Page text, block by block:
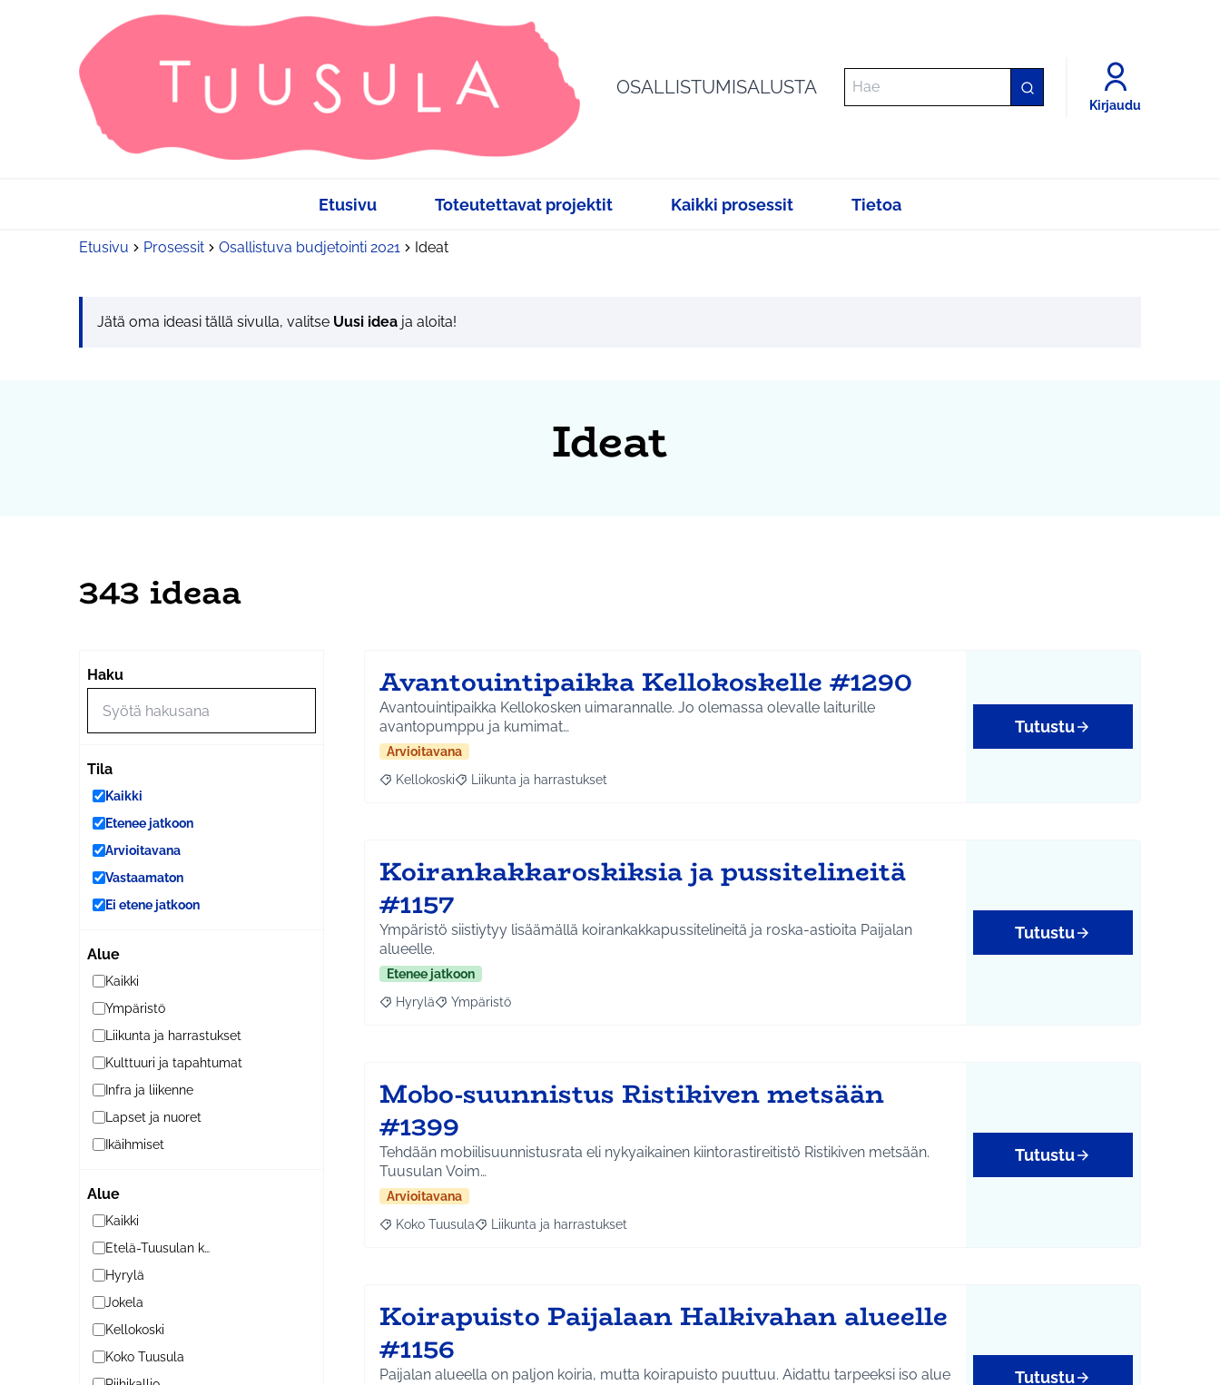
OSALLISTUMISALUSTA
Kirjaudu
Etusivu Toteutettavat projektit Kaikki prosessit Tietoa
Etusivu Prosessit Osallistuva budjetointi 2021 Ideat
Jätä oma ideasi tällä sivulla, valitse Uusi idea ja aloita!
Ideat
343 ideaa
Haku
Tila
Kaikki
Etenee jatkoon
Arvioitavana
Vastaamaton
Ei etene jatkoon
Alue
Kaikki
Ympäristö
Liikunta ja harrastukset
Kulttuuri ja tapahtumat
Infra ja liikenne
Lapset ja nuoret
Ikäihmiset
Alue
Kaikki
Etelä-Tuusulan kylät
Hyrylä
Jokela
Kellokoski
Koko Tuusula
Avantouintipaikka Kellokoskelle #1290
Avantouintipaikka Kellokosken uimarannalle. Jo olemassa olevalle laiturille
avantopumppu ja kumimat…
Arvioitavana
Rajaa tulokset aihepiirin mukaan: Kellokoski
Kellokoski Rajaa tulokset teeman mukaan: Liikunta ja harrastukset
Liikunta ja harrastukset
Tutustu
Koirankakkaroskiksia ja pussitelineitä
#1157
Ympäristö siistiytyy lisäämällä koirankakkapussitelineitä ja roska-astioita Paijalan
alueelle.
Etenee jatkoon
Rajaa tulokset aihepiirin mukaan: Hyrylä
Hyrylä Rajaa tulokset teeman mukaan: Ympäristö
Ympäristö
Tutustu
Mobo-suunnistus Ristikiven metsään
#1399
Tehdään mobiilisuunnistusrata eli nykyaikainen kiintorastireitistö Ristikiven metsään.
Tuusulan Voim…
Arvioitavana
Rajaa tulokset aihepiirin mukaan: Koko Tuusula
Koko Tuusula Rajaa tulokset teeman mukaan: Liikunta ja harrastukset
Liikunta ja harrastukset
Tutustu
Koirapuisto Paijalaan Halkivahan alueelle
#1156
Paijalan alueella on paljon koiria, mutta koirapuisto puuttuu. Aidattu tarpeeksi iso alue
Tutustu